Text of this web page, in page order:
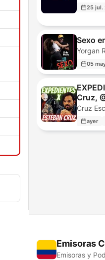
25 jul.
Sexo
Yorgan
05
Cruz,
Cruz
ayer
Emisoras
Emisoras y